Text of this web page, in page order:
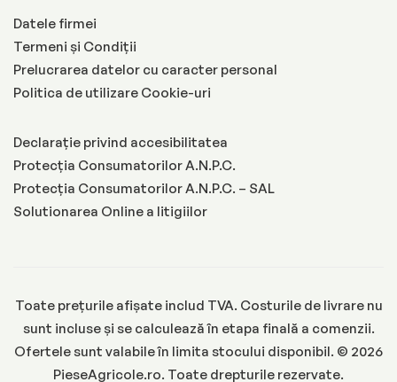
Datele firmei
Termeni și Condiții
Prelucrarea datelor cu caracter personal
Politica de utilizare Cookie-uri
Declarație privind accesibilitatea
Protecția Consumatorilor A.N.P.C.
Protecția Consumatorilor A.N.P.C. – SAL
Solutionarea Online a litigiilor
Toate prețurile afișate includ TVA. Costurile de livrare nu
sunt incluse și se calculează în etapa finală a comenzii.
Ofertele sunt valabile în limita stocului disponibil. © 2026
PieseAgricole.ro. Toate drepturile rezervate.